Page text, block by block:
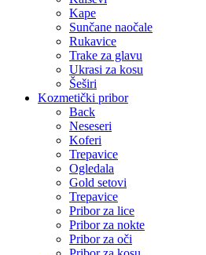
Kape
Sunčane naočale
Rukavice
Trake za glavu
Ukrasi za kosu
Šeširi
Kozmetički pribor
Back
Neseseri
Koferi
Trepavice
Ogledala
Gold setovi
Trepavice
Pribor za lice
Pribor za nokte
Pribor za oči